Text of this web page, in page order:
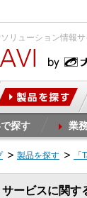
リューション情報
探す 業
製品を探す
ービスに関す